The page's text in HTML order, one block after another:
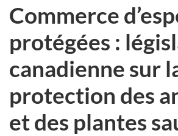
pas
participer
au
sondage
du
site
web,
Commerce
protégées :
canadienne sur
protection des
et des plantes